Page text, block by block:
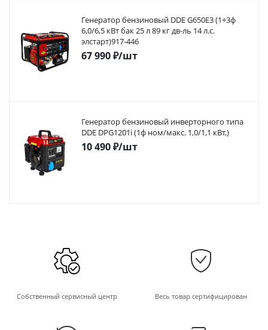
Генератор бензиновый DDE G650E3 (1+3ф
6,0/6,5 кВт бак 25 л 89 кг дв-ль 14 л.с.
элстарт)917-446
67 990₽/шт
Генератор бензиновый инверторного типа
DDE DPG1201i (1ф ном/макс. 1,0/1,1 кВт,)
10 490₽/шт
Собственный сервисный центр Весь товар сертифицирован